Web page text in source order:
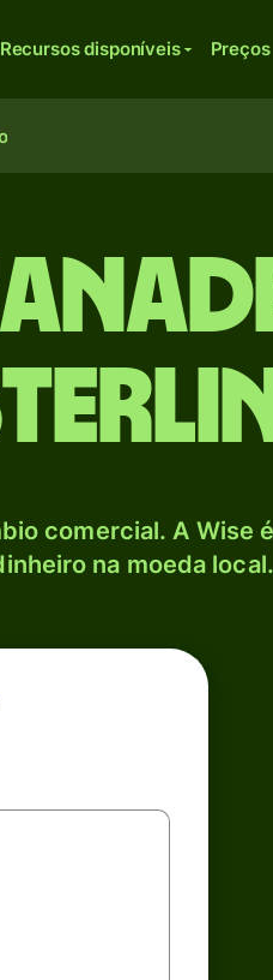
Recursos disponíveis Preços
comercial. A Wise
na moeda local.